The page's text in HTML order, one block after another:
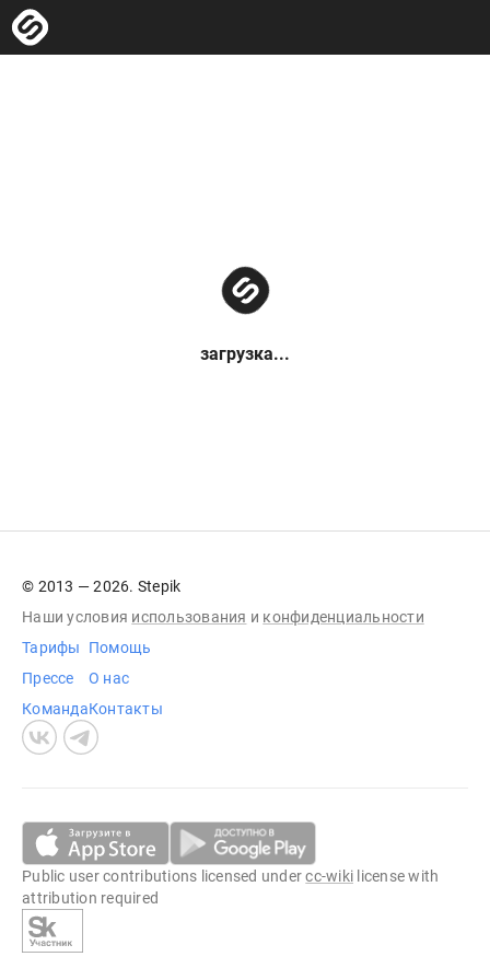
загрузка...
© 2013 — 2026. Stepik
Наши условия использования и конфиденциальности
Тарифы
Прессе
Команда
Помощь
О нас
Контакты
Public user contributions licensed undercc-wiki license with
attribution required